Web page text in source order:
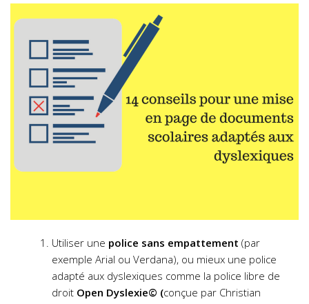
Utiliser une police sans empattement (par
exemple Arial ou Verdana), ou mieux une police
adapté aux dyslexiques comme la police libre de
droit Open Dyslexie© (conçue par Christian